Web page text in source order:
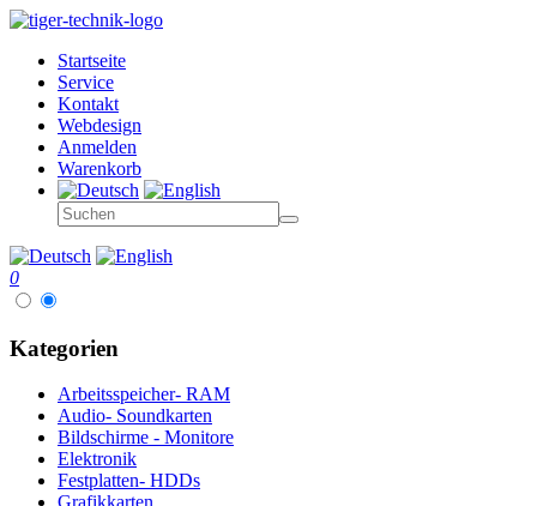
Startseite
Service
Kontakt
Webdesign
Anmelden
Warenkorb
0
Kategorien
Arbeitsspeicher- RAM
Audio- Soundkarten
Bildschirme - Monitore
Elektronik
Festplatten- HDDs